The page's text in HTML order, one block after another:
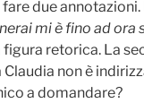
fare due
mi è fino ad
retorica. La
non è
a domandare?